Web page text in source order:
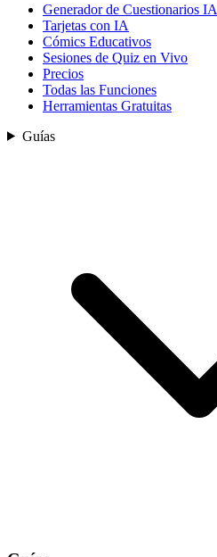
Generador de Cuestionarios IA
Tarjetas con IA
Cómics Educativos
Sesiones de Quiz en Vivo
Precios
Todas las Funciones
Herramientas Gratuitas
Guías